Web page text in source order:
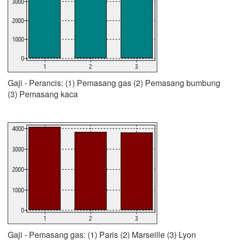
Gaji - Perancis: (1) Pemasang gas (2) Pemasang bumbung
(3) Pemasang kaca
Gaji - Pemasang gas: (1) Paris (2) Marseille (3) Lyon